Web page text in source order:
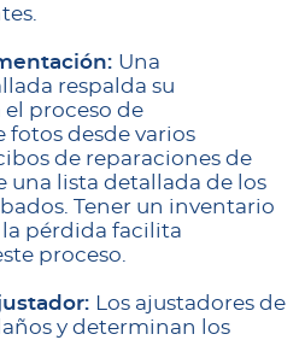
Una
respalda su
proceso de
fotos desde varios
de reparaciones de
una lista detallada de los
Tener un inventario
pérdida facilita
proceso.
Los ajustadores de
y determinan los